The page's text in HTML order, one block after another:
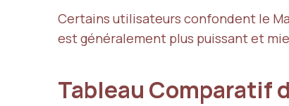
Certains utilisateurs confondent le
est généralement plus puissant et
Tableau Comparatif